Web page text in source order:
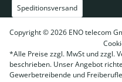
Speditionsversand
Copyright © 2026 ENO telecom
*Alle Preise zzgl. MwSt und zzgl.
beschrieben. Unser Angebot
Gewerbetreibende und